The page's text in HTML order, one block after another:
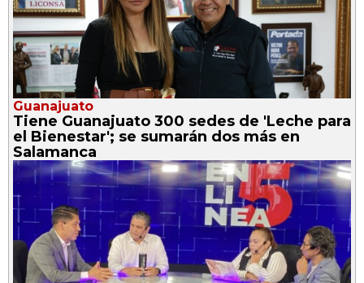
Guanajuato
Tiene Guanajuato 300 sedes de 'Leche para
el Bienestar'; se sumarán dos más en
Salamanca